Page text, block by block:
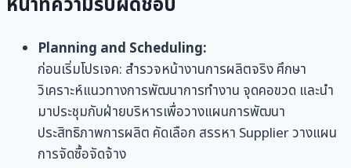
Planning and Scheduling:
ก่อนเริ่มโปรเจค: สำรวจหน้างานการผลิตจริง ศึกษา
วิเคราะห์แนวทางการพัฒนาการทำงาน จุดคอขวด และนำ
มาประชุมกับฝ่ายบริหารเพื่อวางแผนการพัฒนา
ประสิทธิภาพการผลิต คัดเลือก สรรหา Supplier วางแผน
การจัดซื้อจัดจ้าง